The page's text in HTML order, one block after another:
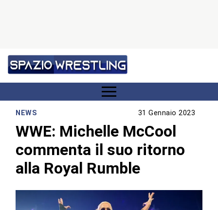
NEWS 31 Gennaio 2023
WWE: Michelle McCool
commenta il suo ritorno
alla Royal Rumble